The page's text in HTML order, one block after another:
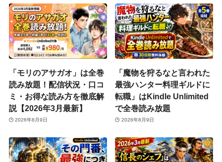
「モリのアサガオ」は全巻
読み放題！配信状況・口コ
ミ・お得な読み方を徹底解
説【2026年3月最新】
2026年8月9日
「魔物を狩るなと言われた
最強ハンター料理ギルドに
転職」はKindle Unlimited
で全巻読み放題
2026年8月9日